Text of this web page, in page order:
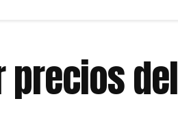
precios del